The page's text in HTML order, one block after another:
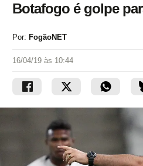
Botafogo é golpe
Por: FogãoNET
16/04/19 às 10:44